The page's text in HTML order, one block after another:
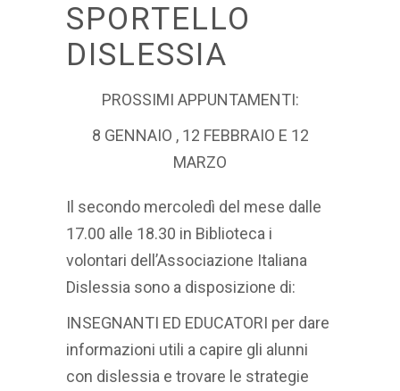
SPORTELLO
DISLESSIA
PROSSIMI APPUNTAMENTI:
8 GENNAIO , 12 FEBBRAIO E 12
MARZO
Il secondo mercoledì del mese dalle
17.00 alle 18.30 in Biblioteca i
volontari dell’Associazione Italiana
Dislessia sono a disposizione di:
INSEGNANTI ED EDUCATORI per dare
informazioni utili a capire gli alunni
con dislessia e trovare le strategie